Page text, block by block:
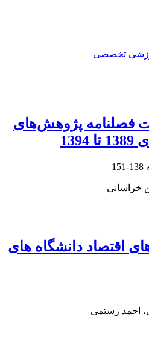
تخصصی
فصلنامه پژوهش‌های
138-151
خراسانی
اقتصاد دانشگاه های
احمد رستمی